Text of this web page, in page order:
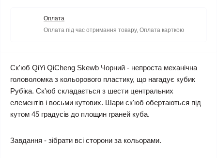
Оплата
Оплата під час отримання товару, Оплата карткою
Ск'юб QiYi QiCheng Skewb Чорний - непроста механічна
головоломка з кольорового пластику, що нагадує кубик
Рубіка. Ск'юб складається з шести центральних
елементів і восьми кутових. Шари ск'юб обертаються під
кутом 45 градусів до площин граней куба.
Завдання - зібрати всі сторони за кольорами.